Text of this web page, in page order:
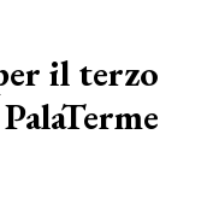
il terzo